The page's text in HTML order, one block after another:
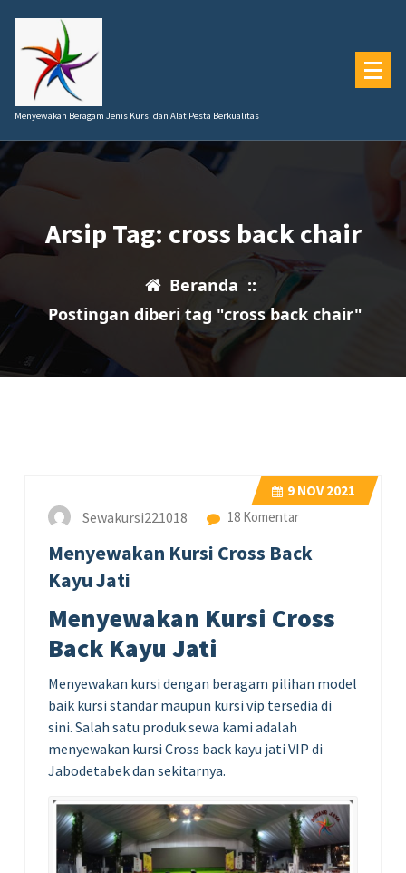
konten
Menyewakan Beragam Jenis Kursi dan Alat Pesta Berkualitas
Arsip Tag: cross back chair
Beranda ::
Postingan diberi tag "cross back chair"
9 NOV 2021
Sewakursi221018 18 Komentar
Menyewakan Kursi Cross Back
Kayu Jati
Menyewakan Kursi Cross
Back Kayu Jati
Menyewakan kursi dengan beragam pilihan model
baik kursi standar maupun kursi vip tersedia di
sini. Salah satu produk sewa kami adalah
menyewakan kursi Cross back kayu jati VIP di
Jabodetabek dan sekitarnya.